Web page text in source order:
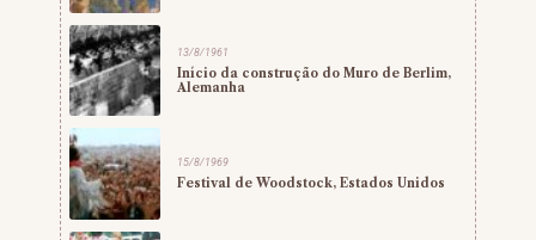
13/8/1961
Início da construção do Muro de Berlim,
Alemanha
15/8/1969
Festival de Woodstock, Estados Unidos